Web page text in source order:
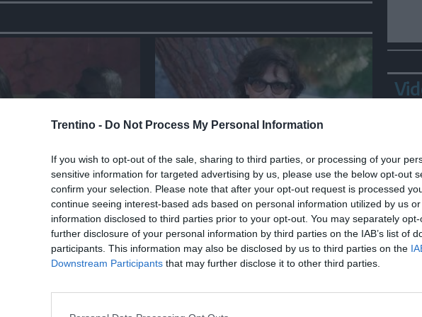
Trentino - Do Not Process My Personal Information
If you wish to opt-out of the sale, sharing to third parties, or processing of your
sensitive information for targeted advertising by us, please use the below opt-out
confirm your selection. Please note that after your opt-out request is processed
continue seeing interest-based ads based on personal information utilized by us
information disclosed to third parties prior to your opt-out. You may separately
further disclosure of your personal information by third parties on the IAB’s list of
participants. This information may also be disclosed by us to third parties on the
Downstream Participants that may further disclose it to other third parties.
e Amal in
SPETTACOLO
SalinaDocFest, premiata
Sepideh Farsi per film
manifesto contro la guerra
in